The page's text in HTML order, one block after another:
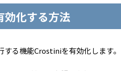
化する方法
する機能Crostiniを有効化します。